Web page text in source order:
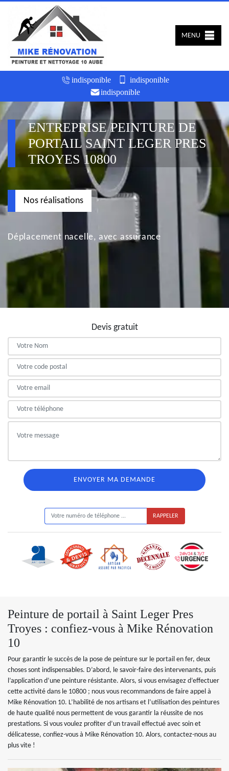
indisponible
indisponible
indisponible
MENU
ENTREPRISE PEINTURE DE
PORTAIL SAINT LEGER PRES
TROYES 10800
Nos réalisations
Déplacement nacelle, avec assurance
Devis gratuit
Peinture de portail à Saint Leger Pres
Troyes : confiez-vous à Mike Rénovation
10
Pour garantir le succès de la pose de peinture sur le portail en fer, deux
choses sont indispensables. D’abord, le savoir-faire des intervenants, puis
l’application d’une peinture résistante. Alors, si vous envisagez d’effectuer
cette activité dans le 10800 ; nous vous recommandons de faire appel à
Mike Rénovation 10. L’habilité de nos artisans et l’utilisation des peintures
de haute qualité nous permettent de vous garantir la réussite de nos
prestations. Si vous voulez profiter d’un travail effectué avec soin et
délicatesse, confiez-vous à Mike Rénovation 10. Alors, contactez-nous au
plus vite !